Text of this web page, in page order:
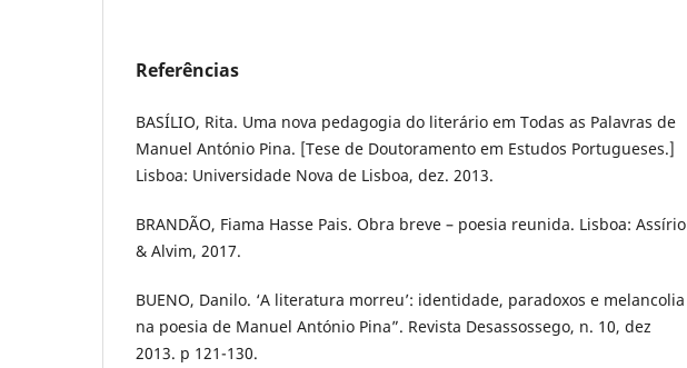
Referências
BASÍLIO, Rita. Uma nova pedagogia do literário em Todas as Palavras de
Manuel António Pina. [Tese de Doutoramento em Estudos Portugueses.]
Lisboa: Universidade Nova de Lisboa, dez. 2013.
BRANDÃO, Fiama Hasse Pais. Obra breve – poesia reunida. Lisboa: Assírio
& Alvim, 2017.
BUENO, Danilo. ‘A literatura morreu’: identidade, paradoxos e melancolia
na poesia de Manuel António Pina”. Revista Desassossego, n. 10, dez
2013. p 121-130.